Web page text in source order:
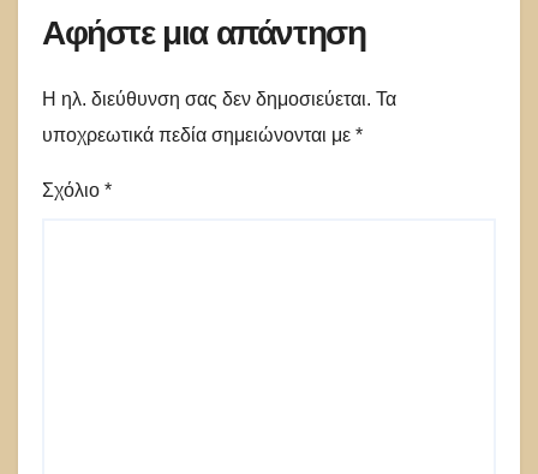
Αφήστε μια απάντηση
Η ηλ. διεύθυνση σας δεν δημοσιεύεται. Τα
υποχρεωτικά πεδία σημειώνονται με *
Σχόλιο *